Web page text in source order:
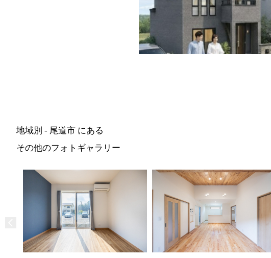
地域別 - 尾道市 にある
その他のフォトギャラリー